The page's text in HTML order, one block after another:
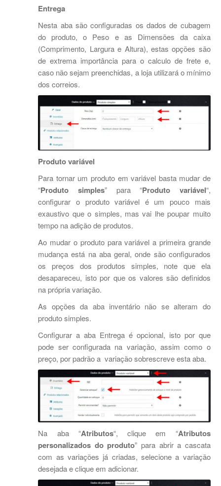
Entrega
Nesta aba são configuradas os dados de cubagem
do produto, o Peso e as Dimensões da caixa
(Comprimento, Largura e Altura), estas opções são
de extrema importância para o calculo de frete e,
caso não sejam preenchidas, a loja utilizará o mínimo
dos correios.
Produto variável
Para tornar um produto em variável basta mudar de
“Produto simples” para “Produto variável“,
configurar o produto variável é um pouco mais
exaustivo que o simples, mas vai lhe poupar muito
tempo na adição de produtos.
Ao mudar o produto para variável a primeira grande
mudança está na aba geral, onde são configurados
os preços dos produtos simples, note que ela
desapareceu, isto por que os valores são definidos
na própria variação.
As opções da aba inventário não se alteram do
produto simples.
Configurar a aba Entrega é opcional, isto por que
pode ser configurada na variação, assim como o
preço, por padrão a variação sobrescreve esta aba.
Na aba “Atributos“, clique em “Atributos
personalizados do produto” para abrir a cascata
com as variações já criadas, selecione a variação
desejada e clique em adicionar.